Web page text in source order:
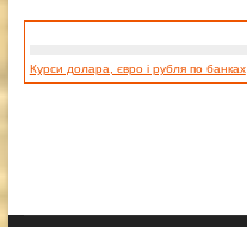
Курси долара, євро і рубля по банках